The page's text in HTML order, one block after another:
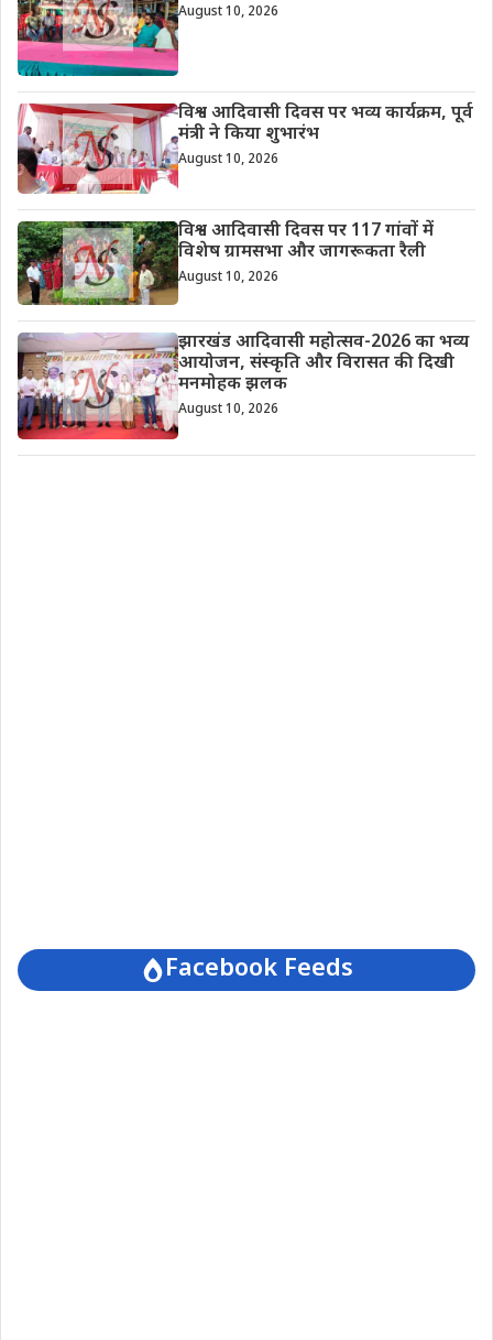
August 10, 2026
विश्व आदिवासी दिवस पर भव्य कार्यक्रम, पूर्व
मंत्री ने किया शुभारंभ
August 10, 2026
विश्व आदिवासी दिवस पर 117 गांवों में
विशेष ग्रामसभा और जागरूकता रैली
August 10, 2026
झारखंड आदिवासी महोत्सव-2026 का भव्य
आयोजन, संस्कृति और विरासत की दिखी
मनमोहक झलक
August 10, 2026
Facebook Feeds